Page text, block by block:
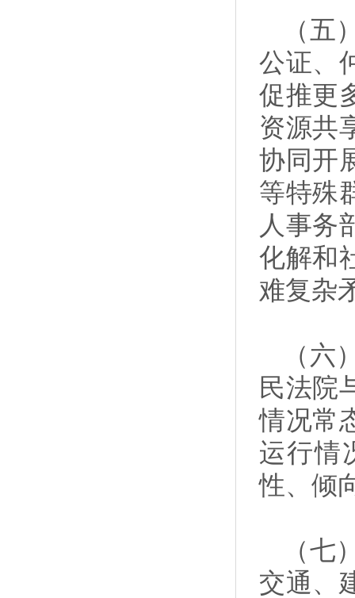
（
公证、
促推更
资源共
协同开
等特殊
人事务
化解和
难复杂
（
民法院
情况常
运行情
性、倾
（
交通、